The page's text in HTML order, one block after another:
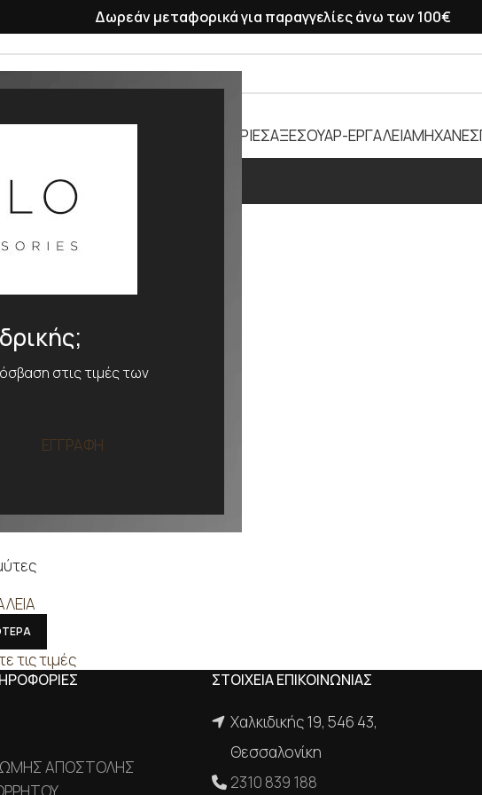
στις τιμές των
ΕΓΓΡΑΦΗ
Δωρεάν μεταφορικά για παραγγελίες άνω των 100€
ΜΠΑΤΑΡΙΕΣΑΞΕΣΟΥΑΡ-ΕΡΓΑΛΕΙΑΜΗΧΑΝΕΣ
0,60
τις τιμές
ΑΠΟΣΤΟΛΗΣ
ΣΤΟΙΧΕΙΑ ΕΠΙΚΟΙΝΩΝΙΑΣ
Χαλκιδικής 19, 546 43,
Θεσσαλονίκη
2310 839 188